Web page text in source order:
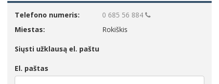
Telefono numeris:
0 685 56 884
Miestas:
Rokiškis
Siųsti užklausą el. paštu
El. paštas